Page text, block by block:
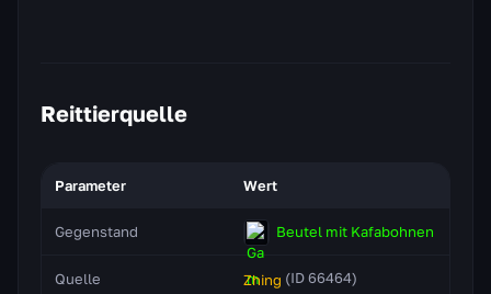
Reittierquelle
Parameter Wert
Gegenstand Beutel mit Kafabohnen
Quelle Zhing (ID 66464)